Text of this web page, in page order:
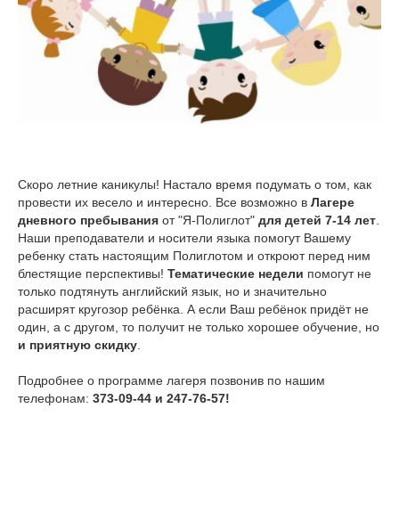
Скоро летние каникулы! Настало время подумать о том, как
провести их весело и интересно. Все возможно в Лагере
дневного пребывания от "Я-Полиглот" для детей 7-14 лет
Наши преподаватели и носители языка помогут Вашему
ребенку стать настоящим Полиглотом и откроют перед ним
блестящие перспективы! Тематические недели помогут не
только подтянуть английский язык, но и значительно
расширят кругозор ребёнка. А если Ваш ребёнок придёт не
один, а с другом, то получит не только хорошее обучение, но
и приятную скидку
Подробнее о программе лагеря позвонив по нашим
телефонам: 373-09-44 и 247-76-57!